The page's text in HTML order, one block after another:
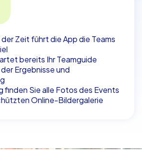
Zeit führt die App die Teams
bereits Ihr Teamguide
Ergebnisse und
finden Sie alle Fotos des Events
Online-Bildergalerie